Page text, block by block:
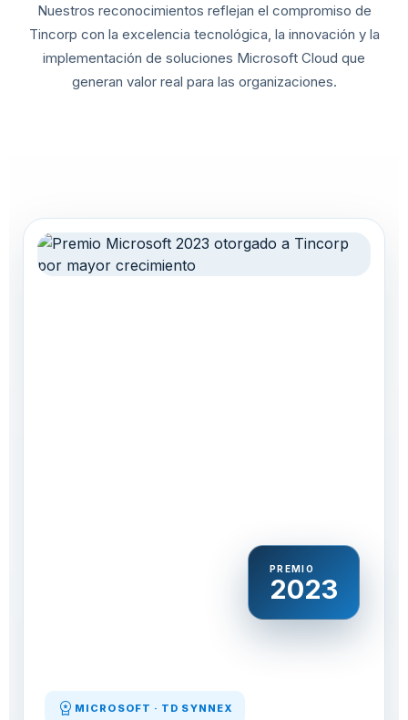
Nuestros reconocimientos reflejan el compromiso de
Tincorp con la excelencia tecnológica, la innovación y la
implementación de soluciones Microsoft Cloud que
generan valor real para las organizaciones.
PREMIO
2023
workspace_premium MICROSOFT · TD SYNNEX